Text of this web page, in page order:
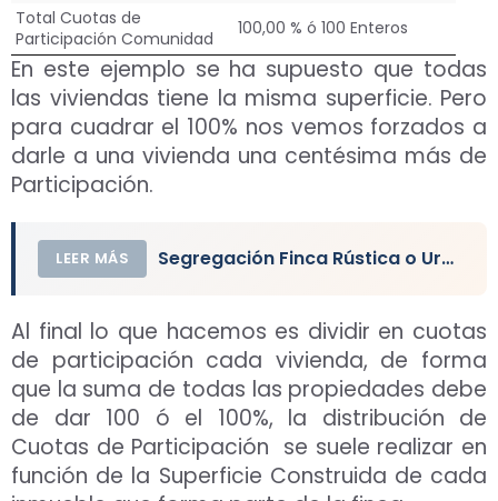
Total Cuotas de
Participación Comunidad
100,00 % ó 100 Enteros
En este ejemplo se ha supuesto que todas
las viviendas tiene la misma superficie. Pero
para cuadrar el 100% nos vemos forzados a
darle a una vivienda una centésima más de
Participación.
LEER MÁS Segregación Finca Rústica o Urbana: Terreno, Parcela, Solar
Al final lo que hacemos es dividir en cuotas
de participación cada vivienda, de forma
que la suma de todas las propiedades debe
de dar 100 ó el 100%, la distribución de
Cuotas de Participación se suele realizar en
función de la Superficie Construida de cada